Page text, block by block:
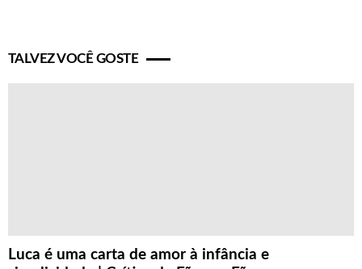
TALVEZ VOCÊ GOSTE
Luca é uma carta de amor à infância e